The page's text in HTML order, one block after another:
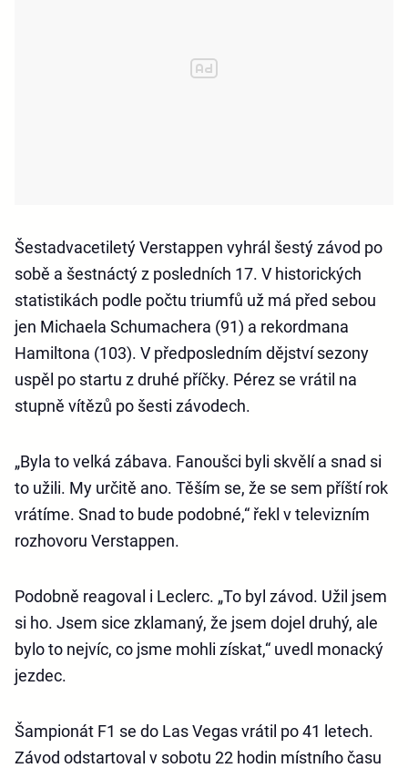
Šestadvacetiletý Verstappen vyhrál šestý závod po
sobě a šestnáctý z posledních 17. V historických
statistikách podle počtu triumfů už má před sebou
jen Michaela Schumachera (91) a rekordmana
Hamiltona (103). V předposledním dějství sezony
uspěl po startu z druhé příčky. Pérez se vrátil na
stupně vítězů po šesti závodech.
„Byla to velká zábava. Fanoušci byli skvělí a snad si
to užili. My určitě ano. Těším se, že se sem příští rok
vrátíme. Snad to bude podobné,“ řekl v televizním
rozhovoru Verstappen.
Podobně reagoval i Leclerc. „To byl závod. Užil jsem
si ho. Jsem sice zklamaný, že jsem dojel druhý, ale
bylo to nejvíc, co jsme mohli získat,“ uvedl monacký
jezdec.
Šampionát F1 se do Las Vegas vrátil po 41 letech.
Závod odstartoval v sobotu 22 hodin místního času